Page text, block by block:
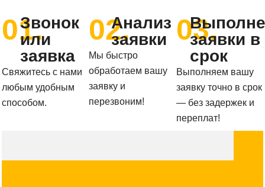
01.
Звонок
или
заявка
Свяжитесь с нами
любым удобным
способом.
02.Анализ
заявки
Мы быстро
обработаем вашу
заявку и
перезвоним!
03.
заявки в
срок
Выполняем вашу
заявку точно в срок
— без задержек и
переплат!